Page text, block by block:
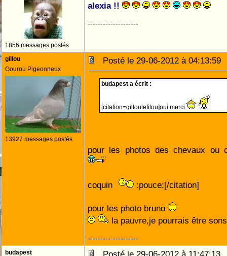
1856 messages postés
alexia !!
--------------------
gillou
Gourou Pigeonneux
13927 messages postés
Posté le 29-06-2012 à
budapest a écrit :
[citation=gilloulefilou]oui merci
pour les photos des chevaux ou
coquin :pouce:[/citation]
pour les photo bruno
la pauvre,je pourrais être
--------------------
budapest
Posté le 29-06-2012 à